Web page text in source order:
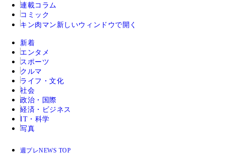
連載コラム
コミック
キン肉マン 新しいウィンドウで開く
新着
エンタメ
スポーツ
クルマ
ライフ・文化
社会
政治・国際
経済・ビジネス
IT・科学
写真
週プレNEWS TOP